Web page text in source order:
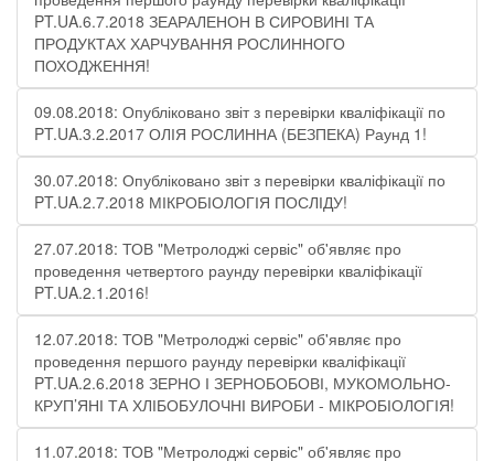
PT.UA.6.7.2018 ЗЕАРАЛЕНОН В СИРОВИНІ ТА
ПРОДУКТАХ ХАРЧУВАННЯ РОСЛИННОГО
ПОХОДЖЕННЯ!
09.08.2018: Опубліковано звіт з перевірки кваліфікації по
PT.UA.3.2.2017 ОЛІЯ РОСЛИННА (БЕЗПЕКА) Раунд 1!
30.07.2018: Опубліковано звіт з перевірки кваліфікації по
PT.UA.2.7.2018 МІКРОБІОЛОГІЯ ПОСЛІДУ!
27.07.2018: ТОВ "Метролоджі сервіс" об'являє про
проведення четвертого раунду перевірки кваліфікації
PT.UA.2.1.2016!
12.07.2018: ТОВ "Метролоджі сервіс" об'являє про
проведення першого раунду перевірки кваліфікації
PT.UA.2.6.2018 ЗЕРНО І ЗЕРНОБОБОВІ, МУКОМОЛЬНО-
КРУП’ЯНІ ТА ХЛІБОБУЛОЧНІ ВИРОБИ - МІКРОБІОЛОГІЯ!
11.07.2018: ТОВ "Метролоджі сервіс" об'являє про